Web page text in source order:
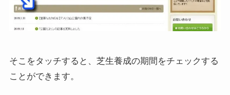
そこをタッチすると、芝生養成の期間をチェックする
ことができます。